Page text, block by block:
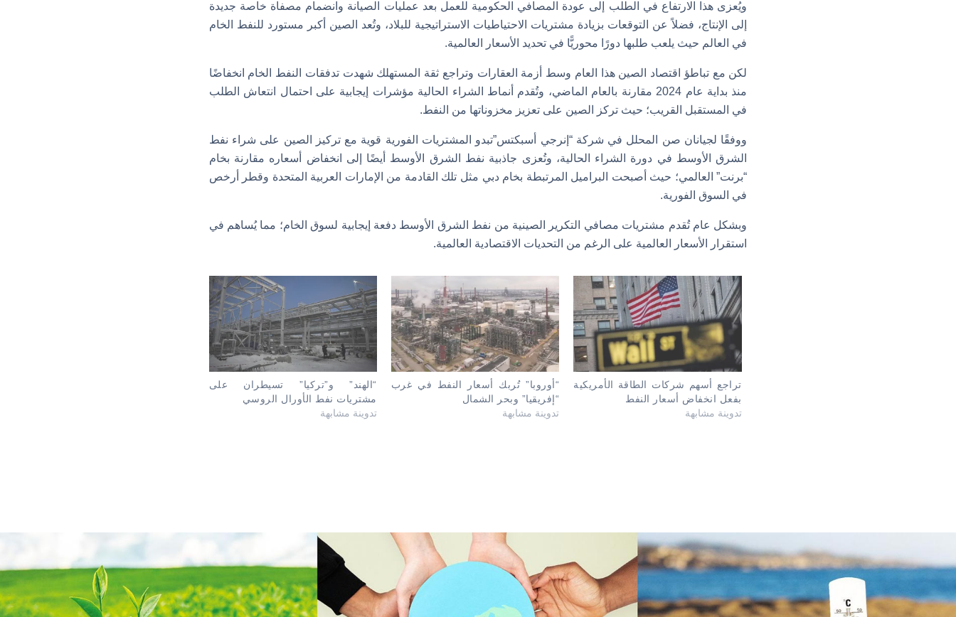
ويُعزى هذا الارتفاع في الطلب إلى عودة المصافي الحكومية للعمل بعد عمليات الصيانة وانضمام مصفاة خاصة جديدة
إلى الإنتاج، فضلاً عن التوقعات بزيادة مشتريات الاحتياطيات الاستراتيجية للبلاد، وتُعد الصين أكبر مستورد للنفط الخام
في العالم حيث يلعب طلبها دورًا محوريًّا في تحديد الأسعار العالمية.
لكن مع تباطؤ اقتصاد الصين هذا العام وسط أزمة العقارات وتراجع ثقة المستهلك شهدت تدفقات النفط الخام انخفاضًا
منذ بداية عام 2024 مقارنة بالعام الماضي، وتُقدم أنماط الشراء الحالية مؤشرات إيجابية على احتمال انتعاش الطلب
في المستقبل القريب؛ حيث تركز الصين على تعزيز مخزوناتها من النفط.
ووفقًا لجيانان صن المحلل في شركة “إنرجي أسبكتس”تبدو المشتريات الفورية قوية مع تركيز الصين على شراء نفط
الشرق الأوسط في دورة الشراء الحالية، وتُعزى جاذبية نفط الشرق الأوسط أيضًا إلى انخفاض أسعاره مقارنة بخام
“برنت” العالمي؛ حيث أصبحت البراميل المرتبطة بخام دبي مثل تلك القادمة من الإمارات العربية المتحدة وقطر أرخص
في السوق الفورية.
وبشكل عام تُقدم مشتريات مصافي التكرير الصينية من نفط الشرق الأوسط دفعة إيجابية لسوق الخام؛ مما يُساهم في
استقرار الأسعار العالمية على الرغم من التحديات الاقتصادية العالمية.
“الهند” و”تركيا” تسيطران على
مشتريات نفط الأورال الروسي
تدوينة مشابهة
“أوروبا” تُربك أسعار النفط في غرب
“إفريقيا” وبحر الشمال
تدوينة مشابهة
تراجع أسهم شركات الطاقة الأمريكية
بفعل انخفاض أسعار النفط
تدوينة مشابهة